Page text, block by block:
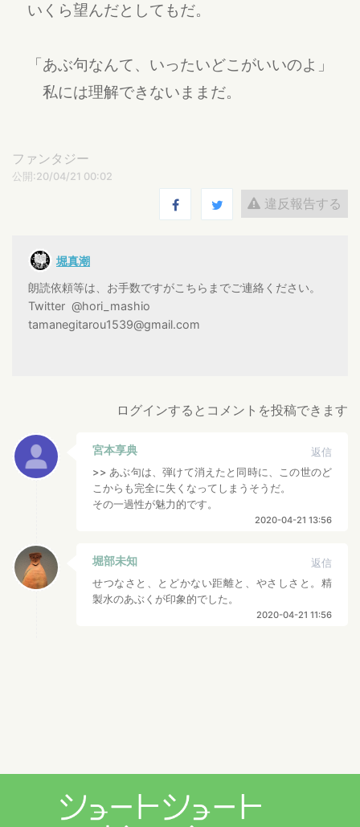
いくら望んだとしてもだ。
「あぶ句なんて、いったいどこがいいのよ」
私には理解できないままだ。
ファンタジー
公開:20/04/21 00:02
違反報告する
堀真潮
朗読依頼等は、お手数ですがこちらまでご連絡ください。
Twitter @hori_mashio
tamanegitarou1539@gmail.com
ログインするとコメントを投稿できます
宮本享典
返信
>> あぶ句は、弾けて消えたと同時に、この世のど
こからも完全に失くなってしまうそうだ。
その一過性が魅力的です。
2020-04-21 13:56
堀部未知
返信
せつなさと、とどかない距離と、やさしさと。精
製水のあぶくが印象的でした。
2020-04-21 11:56